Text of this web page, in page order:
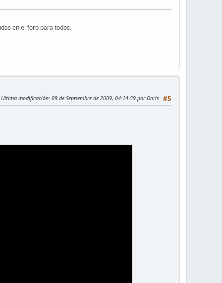
en el foro para todos.
#5
Ultima modificación: 09 de Septiembre de 2009, 04:14:59 por Doris